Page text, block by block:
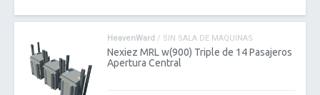
HeavenWard / SIN SALA DE MAQUINAS
Nexiez MRL w(900) Triple de 14 Pasajeros
Apertura Central